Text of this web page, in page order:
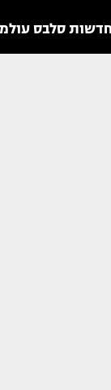
חדשות סלבס